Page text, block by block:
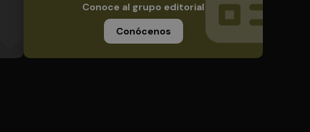
Conoce al grupo editorial
Conócenos